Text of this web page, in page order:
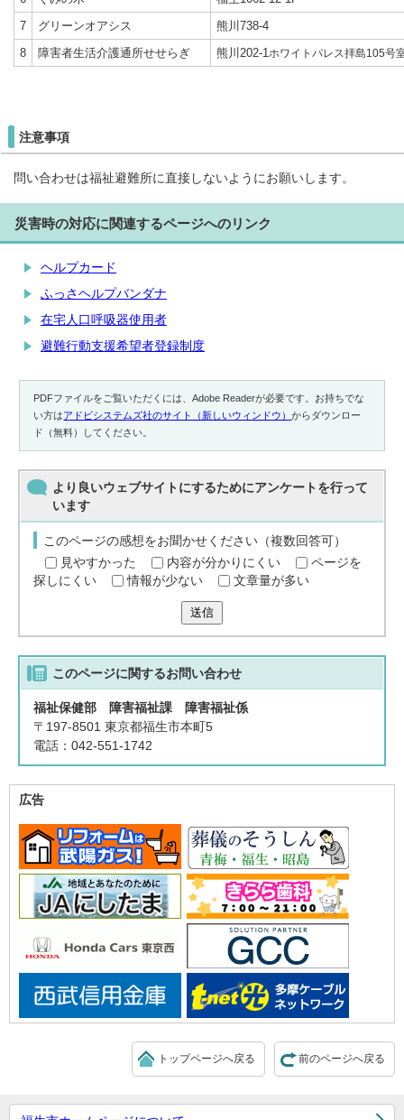
7
グリーンオアシス
熊川738-4
8
障害者生活介護通所せせらぎ 熊川202-1 ホワイトパレス拝島105号
注意事項
問い合わせは福祉避難所に直接しないようにお願いします。
災害時の対応に関連するページへのリンク
ヘルプカード
ふっさヘルプバンダナ
在宅人口呼吸器使用者
避難行動支援希望者登録制度
PDFファイルをご覧いただくには、Adobe Readerが必要です。お持ちでな
い方はアドビシステムズ社のサイト（新しいウィンドウ）からダウンロー
ド（無料）してください。
より良いウェブサイトにするためにアンケートを行って
います
このページの感想をお聞かせください（複数回答可）
見やすかった
内容が分かりにくい
ページを
探しにくい
情報が少ない 文章量が多い
送信
このページに関するお問い合わせ
福祉保健部 障害福祉課 障害福祉係
〒197-8501 東京都福生市本町5
電話：042-551-1742
広告
前のページへ戻る
トップページへ戻る